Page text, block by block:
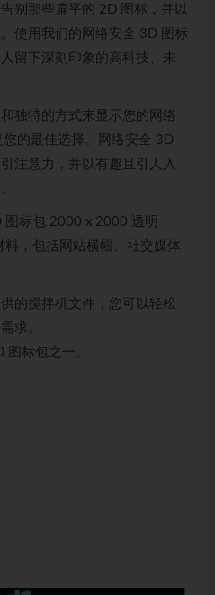
别那些扁平的 2D 图标，并以
使用我们的网络安全 3D 图标
留下深刻印象的高科技、未
独特的方式来显示您的网络
您的最佳选择。网络安全 3D
注意力，并以有趣且引人入
图标包 2000 x 2000 透明
料，包括网站横幅、社交媒体
的搅拌机文件，您可以轻松
求。
图标包之一。